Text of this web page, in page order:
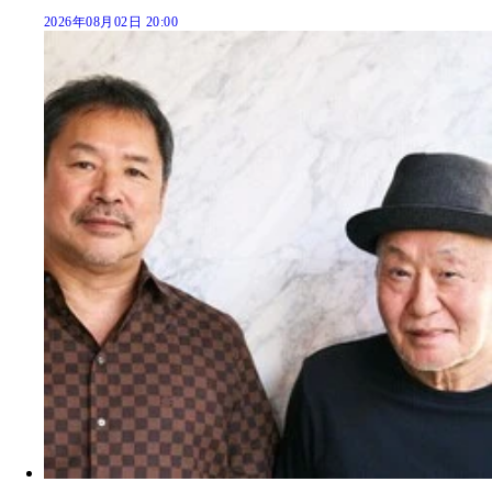
2026年08月02日 20:00